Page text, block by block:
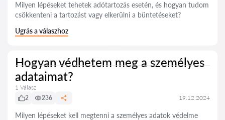
Milyen lépéseket tehetek adótartozás esetén, és hogyan tudom
csökkenteni a tartozást vagy elkerülni a büntetéseket?
Ugrás a válaszhoz
Hogyan védhetem meg a személyes
adataimat?
1 Válasz
2
236 19.12.2024
Milyen lépéseket kell megtenni a személyes adatok védelme